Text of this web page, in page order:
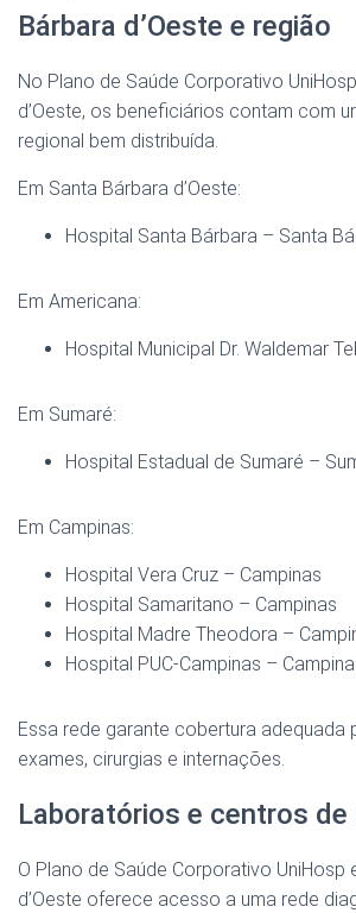
Bárbara d’Oeste e região
No Plano de Saúde Corporativo
d’Oeste, os beneficiários contam com
regional bem distribuída.
Em Santa Bárbara d’Oeste:
Hospital Santa Bárbara – Santa
Em Americana:
Hospital Municipal Dr. Waldemar
Em Sumaré:
Hospital Estadual de Sumaré –
Em Campinas:
Hospital Vera Cruz – Campinas
Hospital Samaritano – Campinas
Hospital Madre Theodora –
Hospital PUC-Campinas –
Essa rede garante cobertura adequada
exames, cirurgias e internações.
Laboratórios e centros
O Plano de Saúde Corporativo UniHosp
d’Oeste oferece acesso a uma rede